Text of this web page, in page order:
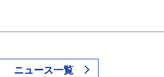
ニュース一覧